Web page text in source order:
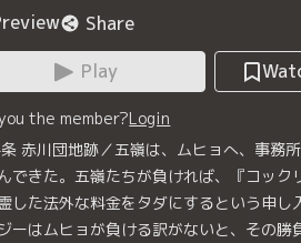
Share
Play
the member?Login
赤川団地跡／五嶺は、ムヒョへ、事務
できた。五嶺たちが負ければ、『コック
した法外な料金をタダにするという申し
ーはムヒョが負ける訳がないと、その勝